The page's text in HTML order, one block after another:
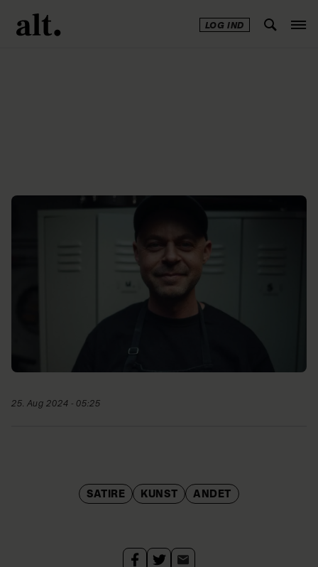
LOG IND
25. Aug 2024 - 05:25
SATIRE KUNST ANDET